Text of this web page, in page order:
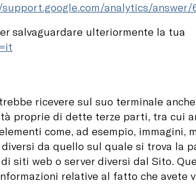
analytics/answer/
salvaguardare ulteriormente la tua
ricevere sul suo terminale
proprie di dette terze parti, tra cui
come, ad esempio, immagini,
da quello sul quale si trova la
siti web o server diversi dal Sito.
relative al fatto che avete